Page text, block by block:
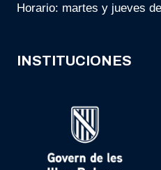
Horario: martes y jueves
INSTITUCIONES